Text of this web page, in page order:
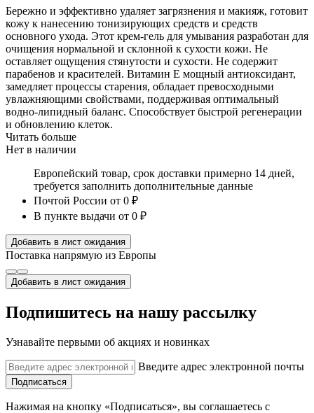
Бережно и эффективно удаляет загрязнения и макияж, готовит
кожу к нанесению тонизирующих средств и средств
основного ухода. Этот крем-гель для умывания разработан для
очищения нормальной и склонной к сухости кожи. Не
оставляет ощущения стянутости и сухости. Не содержит
парабенов и красителей. Витамин Е мощный антиоксидант,
замедляет процессы старения, обладает превосходными
увлажняющими свойствами, поддерживая оптимальный
водно-липидный баланс. Способствует быстрой регенерации
и обновлению клеток.
Читать больше
Нет в наличии
Европейский товар, срок доставки примерно 14 дней,
требуется заполнить дополнительные данные
Почтой России от 0 ₽
В пункте выдачи от 0 ₽
Добавить в лист ожидания
Поставка напрямую из Европы
Добавить в лист ожидания
Подпишитесь на нашу рассылку
Узнавайте первыми об акциях и новинках
Введите адрес электронной почты
Подписаться
Нажимая на кнопку «Подписаться», вы соглашаетесь с